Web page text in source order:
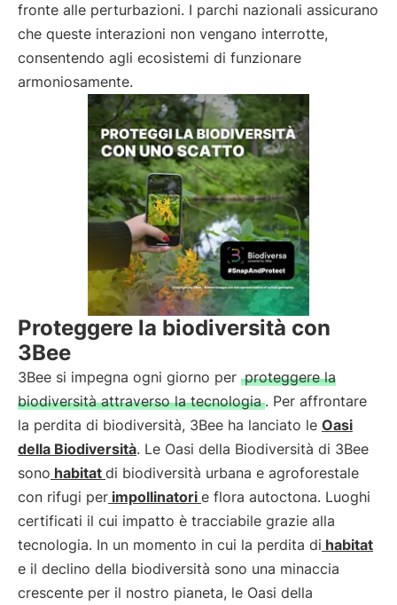
fronte alle perturbazioni. I parchi nazionali assicurano
che queste interazioni non vengano interrotte,
consentendo agli ecosistemi di funzionare
armoniosamente.
Proteggere la biodiversità con
3Bee
3Bee si impegna ogni giorno per proteggere la
biodiversità attraverso la tecnologia . Per affrontare
la perdita di biodiversità, 3Bee ha lanciato le Oasi
della Biodiversità. Le Oasi della Biodiversità di 3Bee
sono habitat di biodiversità urbana e agroforestale
con rifugi per impollinatori e flora autoctona. Luoghi
certificati il cui impatto è tracciabile grazie alla
tecnologia. In un momento in cui la perdita di habitat
e il declino della biodiversità sono una minaccia
crescente per il nostro pianeta, le Oasi della